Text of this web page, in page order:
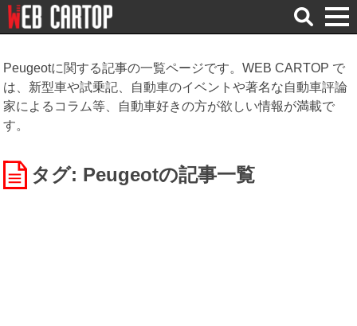
検
索
Peugeotに関する記事の一覧ページです。WEB CARTOP で
は、新型車や試乗記、自動車のイベントや著名な自動車評論
家によるコラム等、自動車好きの方が欲しい情報が満載で
す。
タグ: Peugeotの記事一覧